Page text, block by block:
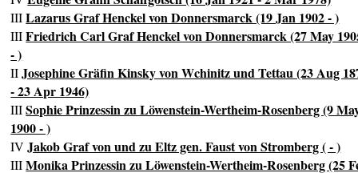
IIILazarus Graf Henckel von Donnersmarck (19 Jan 1902 - )
IIIFriedrich Carl Graf Henckel von Donnersmarck (27 May
- )
IIJosephine Gräfin Kinsky von Wchinitz und Tettau (23 Aug
- 23 Apr 1946)
IIISophie Prinzessin zu Löwenstein-Wertheim-Rosenberg (9
1900 - )
IVJakob Graf von und zu Eltz gen. Faust von Stromberg ( - )
IIIMonika Prinzessin zu Löwenstein-Wertheim-Rosenberg (25